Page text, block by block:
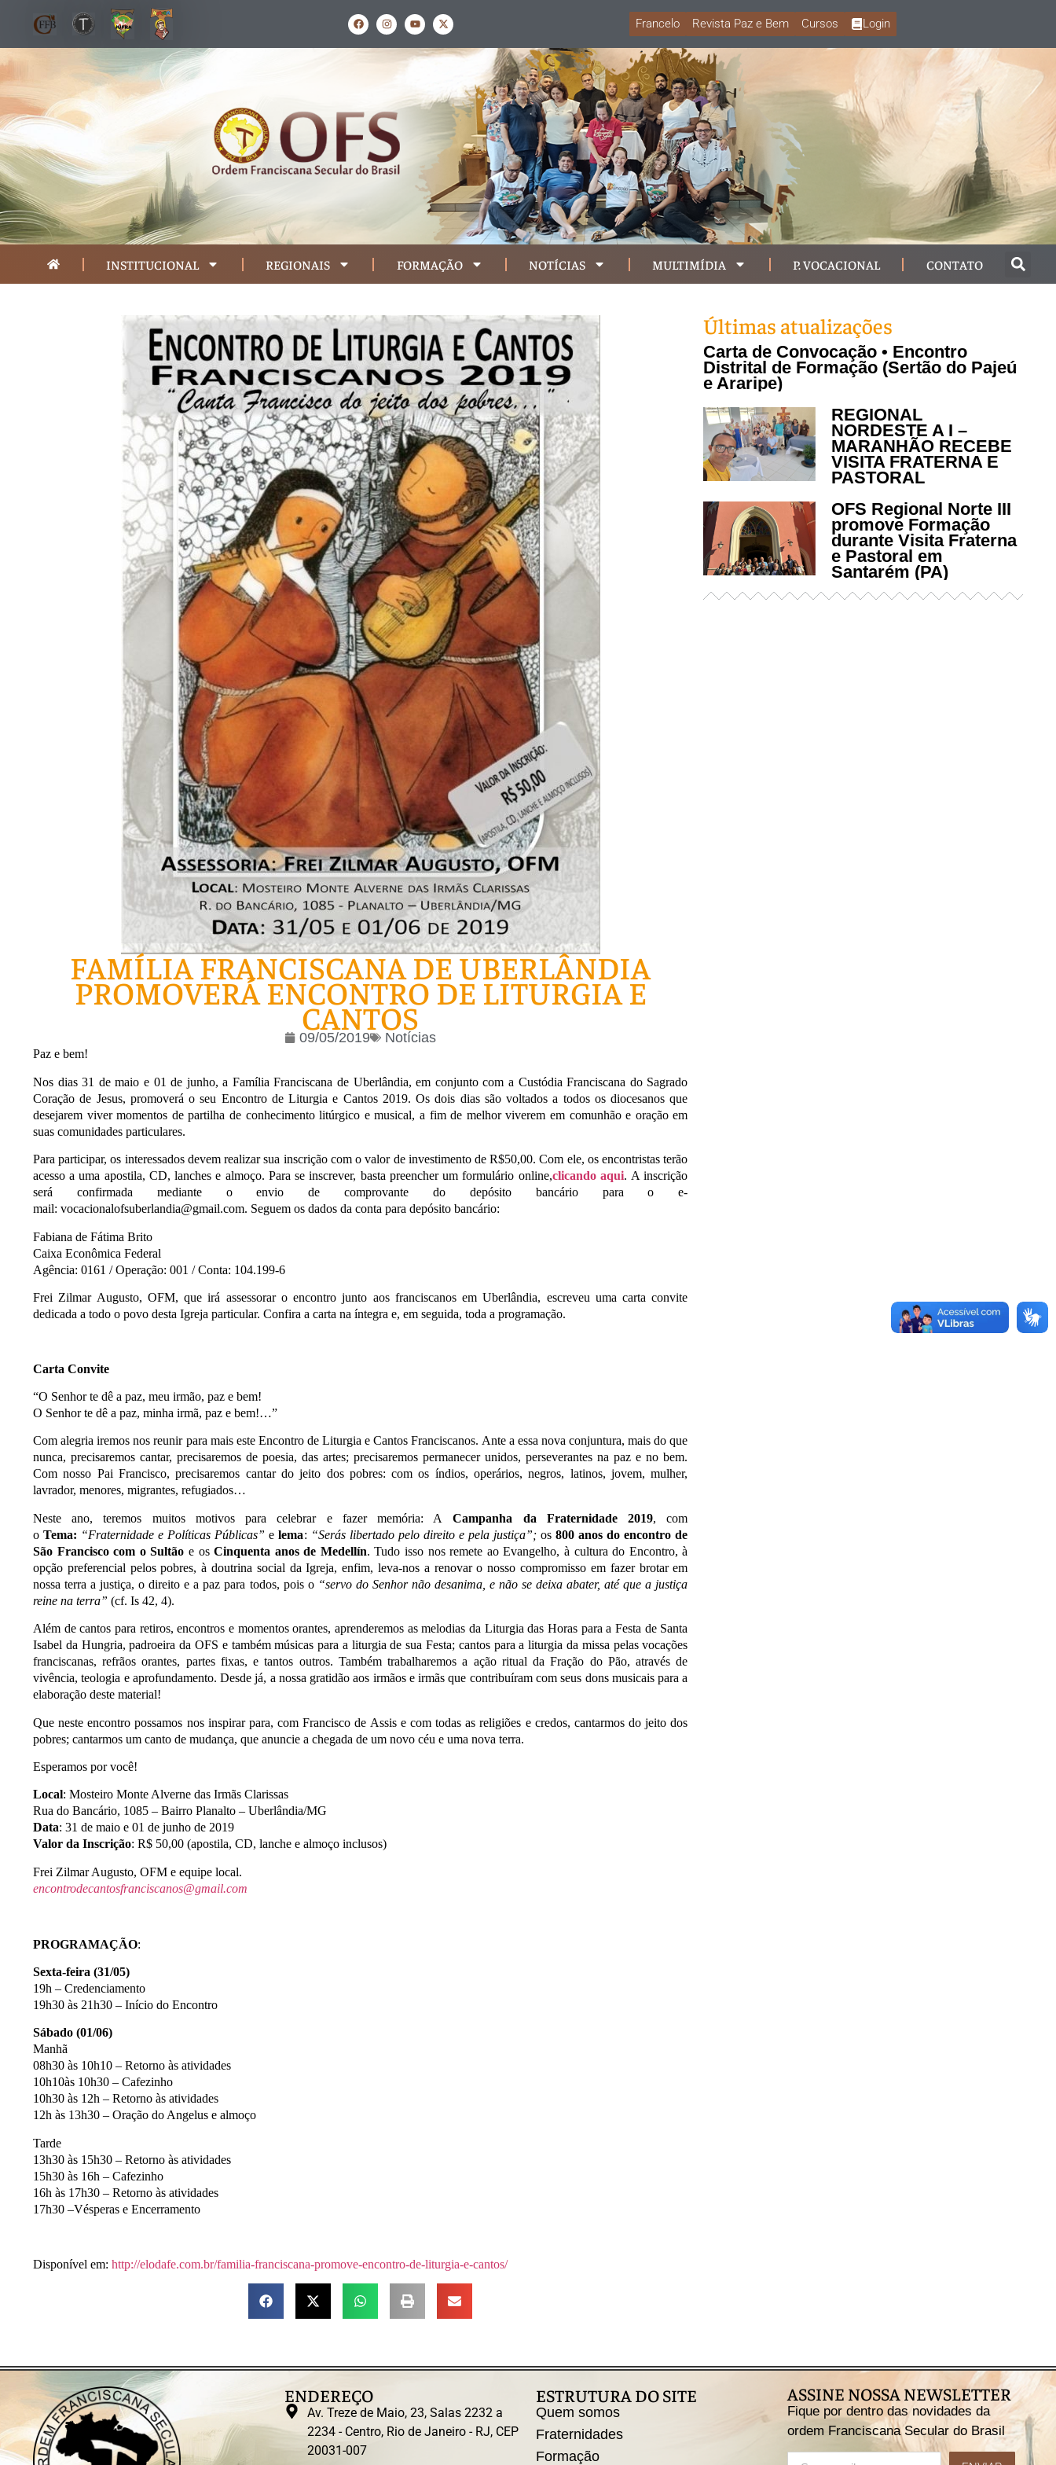
Francelo Revista Paz e Bem Cursos Login
INSTITUCIONAL REGIONAIS FORMAÇÃO NOTÍCIAS MULTIMÍDIA P. VOCACIONAL CONTATO
FAMÍLIA FRANCISCANA DE UBERLÂNDIA
PROMOVERÁ ENCONTRO DE LITURGIA E
CANTOS
09/05/2019 Notícias
Paz e bem!
Nos dias 31 de maio e 01 de junho, a Família Franciscana de Uberlândia, em conjunto com a Custódia Franciscana do Sagrado
Coração de Jesus, promoverá o seu Encontro de Liturgia e Cantos 2019. Os dois dias são voltados a todos os diocesanos que
desejarem viver momentos de partilha de conhecimento litúrgico e musical, a fim de melhor viverem em comunhão e oração em
suas comunidades particulares.
Para participar, os interessados devem realizar sua inscrição com o valor de investimento de R$50,00. Com ele, os encontristas terão
acesso a uma apostila, CD, lanches e almoço. Para se inscrever, basta preencher um formulário online,clicando aqui. A inscrição
será confirmada mediante o envio de comprovante do depósito bancário para o e-
mail: vocacionalofsuberlandia@gmail.com. Seguem os dados da conta para depósito bancário:
Fabiana de Fátima Brito
Caixa Econômica Federal
Agência: 0161 / Operação: 001 / Conta: 104.199-6
Frei Zilmar Augusto, OFM, que irá assessorar o encontro junto aos franciscanos em Uberlândia, escreveu uma carta convite
dedicada a todo o povo desta Igreja particular. Confira a carta na íntegra e, em seguida, toda a programação.
Carta Convite
“O Senhor te dê a paz, meu irmão, paz e bem!
O Senhor te dê a paz, minha irmã, paz e bem!…”
Com alegria iremos nos reunir para mais este Encontro de Liturgia e Cantos Franciscanos. Ante a essa nova conjuntura, mais do que
nunca, precisaremos cantar, precisaremos de poesia, das artes; precisaremos permanecer unidos, perseverantes na paz e no bem.
Com nosso Pai Francisco, precisaremos cantar do jeito dos pobres: com os índios, operários, negros, latinos, jovem, mulher,
lavrador, menores, migrantes, refugiados…
Neste ano, teremos muitos motivos para celebrar e fazer memória: ACampanha da Fraternidade 2019, com
o Tema: “Fraternidade e Políticas Públicas” e lema: “Serás libertado pelo direito e pela justiça”;os800 anos do encontro de
São Francisco com o Sultão e osCinquenta anos de Medellín. Tudo isso nos remete ao Evangelho, à cultura do Encontro, à
opção preferencial pelos pobres, à doutrina social da Igreja, enfim, leva-nos a renovar o nosso compromisso em fazer brotar em
nossa terra a justiça, o direito e a paz para todos, pois o “servo do Senhor não desanima, e não se deixa abater, até que a justiça
reine na terra” (cf. Is 42, 4).
Além de cantos para retiros, encontros e momentos orantes, aprenderemos as melodias da Liturgia das Horas para a Festa de Santa
Isabel da Hungria, padroeira da OFS e também músicas para a liturgia de sua Festa; cantos para a liturgia da missa pelas vocações
franciscanas, refrãos orantes, partes fixas, e tantos outros. Também trabalharemos a ação ritual da Fração do Pão, através de
vivência, teologia e aprofundamento. Desde já, a nossa gratidão aos irmãos e irmãs que contribuíram com seus dons musicais para a
elaboração deste material!
Que neste encontro possamos nos inspirar para, com Francisco de Assis e com todas as religiões e credos, cantarmos do jeito dos
pobres; cantarmos um canto de mudança, que anuncie a chegada de um novo céu e uma nova terra.
Esperamos por você!
Local: Mosteiro Monte Alverne das Irmãs Clarissas
Rua do Bancário, 1085 – Bairro Planalto – Uberlândia/MG
Data: 31 de maio e 01 de junho de 2019
Valor da Inscrição: R$ 50,00 (apostila, CD, lanche e almoço inclusos)
Frei Zilmar Augusto, OFM e equipe local.
encontrodecantosfranciscanos@gmail.com
PROGRAMAÇÃO:
Sexta-feira (31/05)
19h – Credenciamento
19h30 às 21h30 – Início do Encontro
Sábado (01/06)
Manhã
08h30 às 10h10 – Retorno às atividades
10h10às 10h30 – Cafezinho
10h30 às 12h – Retorno às atividades
12h às 13h30 – Oração do Angelus e almoço
Tarde
13h30 às 15h30 – Retorno às atividades
15h30 às 16h – Cafezinho
16h às 17h30 – Retorno às atividades
17h30 –Vésperas e Encerramento
Disponível em: http://elodafe.com.br/familia-franciscana-promove-encontro-de-liturgia-e-cantos/
Últimas atualizações
Carta de Convocação • Encontro
Distrital de Formação (Sertão do Pajeú
e Araripe)
REGIONAL
NORDESTE A I –
MARANHÃO RECEBE
VISITA FRATERNA E
PASTORAL
OFS Regional Norte III
promove Formação
durante Visita Fraterna
e Pastoral em
Santarém (PA)
ENDEREÇO
Av. Treze de Maio, 23, Salas 2232 a
2234 - Centro, Rio de Janeiro - RJ, CEP
20031-007
ESTRUTURA DO SITE
Quem somos
Fraternidades
Formação
ASSINE NOSSA NEWSLETTER
Fique por dentro das novidades da
ordem Franciscana Secular do Brasil